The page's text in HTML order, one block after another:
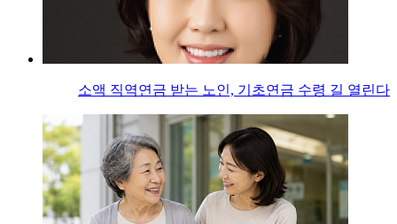
소액 직역연금 받는 노인, 기초연금 수령 길 열린다